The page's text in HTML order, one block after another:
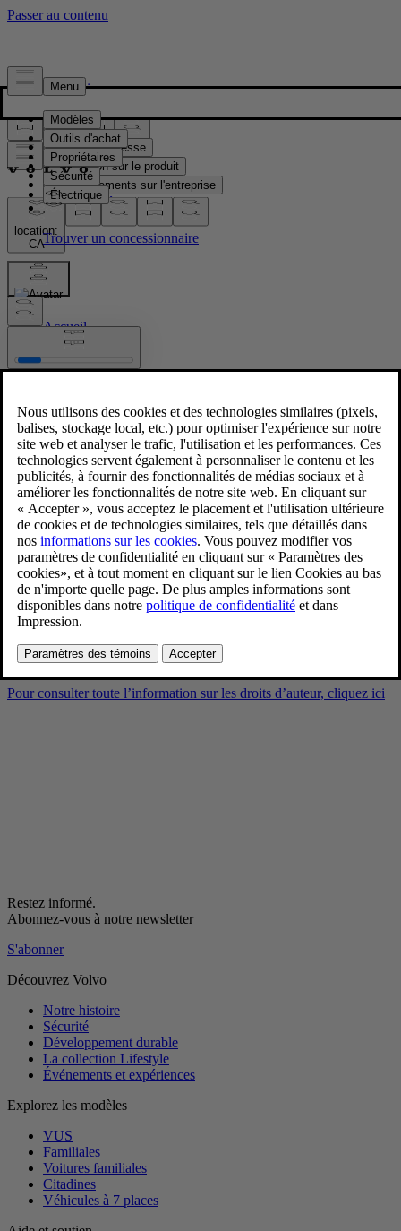
Presse & Médias
Matériel de presse
Information sur le produit
Renseignements sur l'entreprise
Contacts médias
location:
CA
Images
Accueil
Volvo EX90 Sand Dune
Interior
9/3/2024
Favoris
Partager
Télécharger
Volvo EX90 Sand Dune Interior
Pour consulter toute l’information sur les droits d’auteur, cliquez ici